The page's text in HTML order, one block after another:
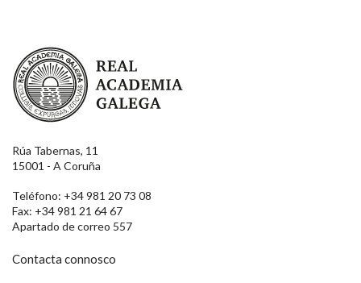
Real Academia Galega
Rúa Tabernas, 11
15001 - A Coruña
Teléfono: +34 981 20 73 08
Fax: +34 981 21 64 67
Apartado de correo 557
Contacta connosco